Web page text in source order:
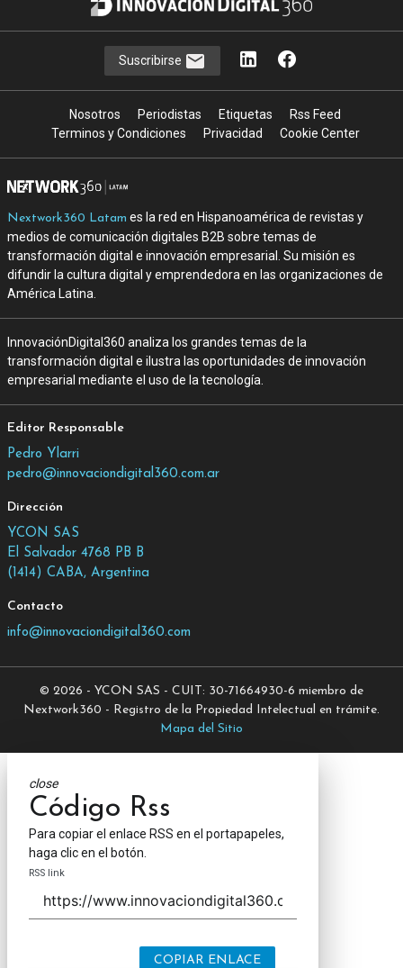
Suscribirse
Nosotros Periodistas Etiquetas
Rss Feed
Terminos y Condiciones
Privacidad Cookie Center
Nextwork360 Latam es la red en Hispanoamérica de revistas y
medios de comunicación digitales B2B sobre temas de
transformación digital e innovación empresarial. Su misión es
difundir la cultura digital y emprendedora en las organizaciones de
América Latina.
InnovaciónDigital360 analiza los grandes temas de la
transformación digital e ilustra las oportunidades de innovación
empresarial mediante el uso de la tecnología.
Editor Responsable
Pedro Ylarri
pedro@innovaciondigital360.com.ar
Dirección
YCON SAS
El Salvador 4768 PB B
(1414) CABA, Argentina
Contacto
info@innovaciondigital360.com
© 2026 - YCON SAS - CUIT: 30-71664930-6 miembro de
Nextwork360 - Registro de la Propiedad Intelectual en trámite.
Mapa del Sitio
close
Código Rss
Para copiar el enlace RSS en el portapapeles,
haga clic en el botón.
RSS link
COPIAR ENLACE